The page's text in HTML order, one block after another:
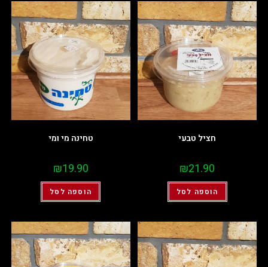
חציל טבעי
₪21.90
הוספה לסל
טחינה מי ומי
₪19.90
הוספה לסל